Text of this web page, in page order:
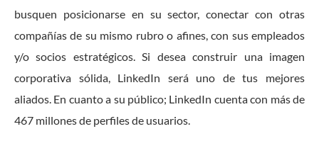
busquen posicionarse en su sector, conectar con otras
compañías de su mismo rubro o afines, con sus empleados
y/o socios estratégicos. Si desea construir una imagen
corporativa sólida, LinkedIn será uno de tus mejores
aliados. En cuanto a su público; LinkedIn cuenta con más de
467 millones de perfiles de usuarios.